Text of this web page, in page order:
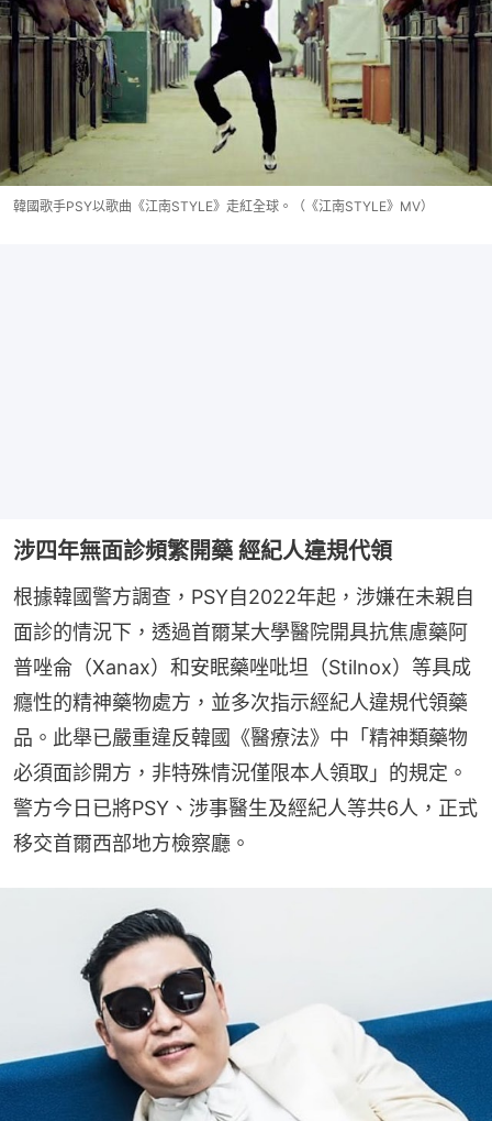
韓國歌手PSY以歌曲《江南STYLE》走紅全球。（《江南STYLE》MV）
涉四年無面診頻繁開藥 經紀人違規代領
根據韓國警方調查，PSY自2022年起，涉嫌在未親自
面診的情況下，透過首爾某大學醫院開具抗焦慮藥阿
普唑侖（Xanax）和安眠藥唑吡坦（Stilnox）等具成
癮性的精神藥物處方，並多次指示經紀人違規代領藥
品。此舉已嚴重違反韓國《醫療法》中「精神類藥物
必須面診開方，非特殊情況僅限本人領取」的規定。
警方今日已將PSY、涉事醫生及經紀人等共6人，正式
移交首爾西部地方檢察廳。